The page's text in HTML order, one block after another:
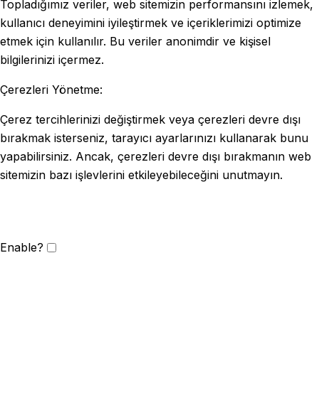
Topladığımız veriler, web sitemizin performansını izlemek,
kullanıcı deneyimini iyileştirmek ve içeriklerimizi optimize
etmek için kullanılır. Bu veriler anonimdir ve kişisel
bilgilerinizi içermez.
Çerezleri Yönetme:
Çerez tercihlerinizi değiştirmek veya çerezleri devre dışı
bırakmak isterseniz, tarayıcı ayarlarınızı kullanarak bunu
yapabilirsiniz. Ancak, çerezleri devre dışı bırakmanın web
sitemizin bazı işlevlerini etkileyebileceğini unutmayın.
Enable?